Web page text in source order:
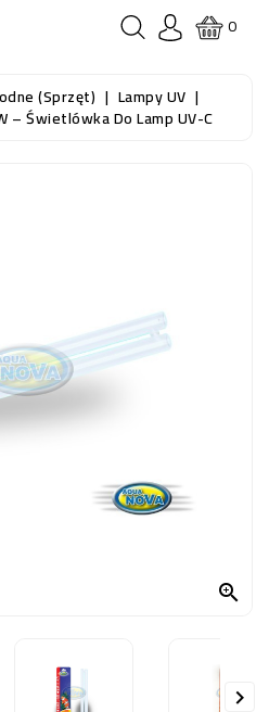
0
(sprzęt) Lampy UV
– Świetlówka Do Lamp UV-C

